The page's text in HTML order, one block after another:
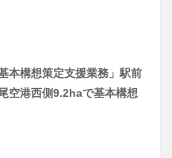
本構想策定支援業務」駅前
空港西側9.2haで基本構想